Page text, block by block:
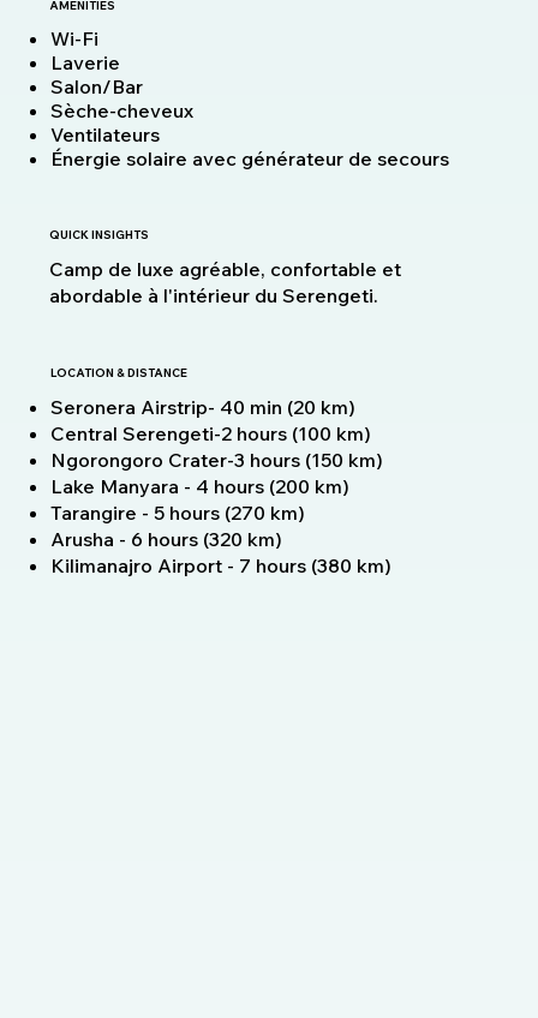
AMENITIES
Wi-Fi
Laverie
Salon/Bar
Sèche-cheveux
Ventilateurs
Énergie solaire avec générateur de secours
QUICK INSIGHTS
Camp de luxe agréable, confortable et
abordable à l'intérieur du Serengeti.
LOCATION & DISTANCE
Seronera Airstrip- 40 min (20 km)
Central Serengeti-2 hours (100 km)
Ngorongoro Crater-3 hours (150 km)
Lake Manyara - 4 hours (200 km)
Tarangire - 5 hours (270 km)
Arusha - 6 hours (320 km)
Kilimanajro Airport - 7 hours (380 km)